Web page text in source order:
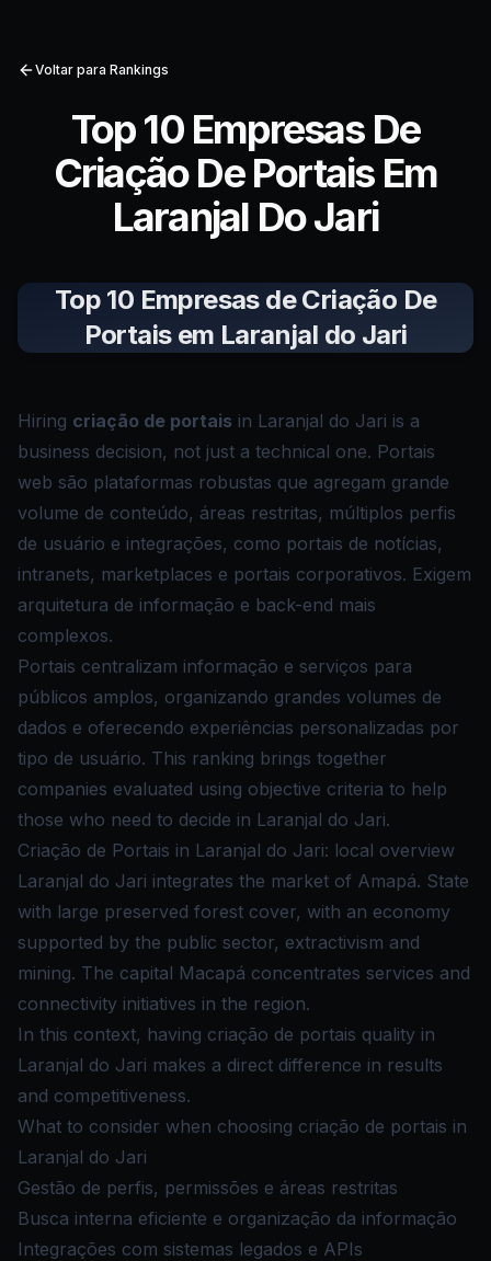
Voltar para Rankings
Top 10 Empresas De
Criação De Portais Em
Laranjal Do Jari
Top 10 Empresas de Criação De
Portais em Laranjal do Jari
Hiring criação de portais in Laranjal do Jari is a
business decision, not just a technical one. Portais
web são plataformas robustas que agregam grande
volume de conteúdo, áreas restritas, múltiplos perfis
de usuário e integrações, como portais de notícias,
intranets, marketplaces e portais corporativos. Exigem
arquitetura de informação e back-end mais
complexos.
Portais centralizam informação e serviços para
públicos amplos, organizando grandes volumes de
dados e oferecendo experiências personalizadas por
tipo de usuário. This ranking brings together
companies evaluated using objective criteria to help
those who need to decide in Laranjal do Jari.
Criação de Portais in Laranjal do Jari: local overview
Laranjal do Jari integrates the market of Amapá. State
with large preserved forest cover, with an economy
supported by the public sector, extractivism and
mining. The capital Macapá concentrates services and
connectivity initiatives in the region.
In this context, having criação de portais quality in
Laranjal do Jari makes a direct difference in results
and competitiveness.
What to consider when choosing criação de portais in
Laranjal do Jari
Gestão de perfis, permissões e áreas restritas
Busca interna eficiente e organização da informação
Integrações com sistemas legados e APIs